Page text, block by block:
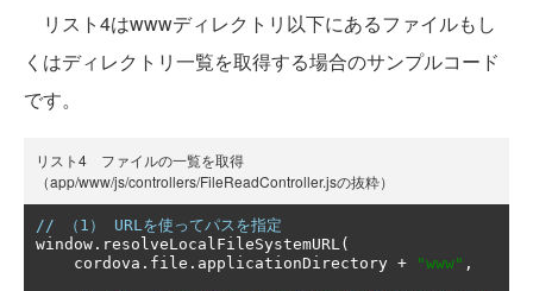
リスト4はwwwディレクトリ以下にあるファイルもし
くはディレクトリ一覧を取得する場合のサンプルコード
です。
リスト4 ファイルの一覧を取得
（app/www/js/controllers/FileReadController.jsの抜粋）
// （1） URLを使ってパスを指定
window . resolveLocalFileSystemURL(
    cordova
. file . applicationDirectory + "www" ,